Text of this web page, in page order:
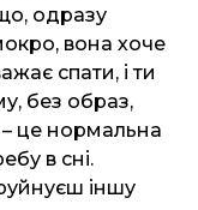
одразу
вона хоче
спати, і ти
без образ,
це нормальна
в сні.
іншу